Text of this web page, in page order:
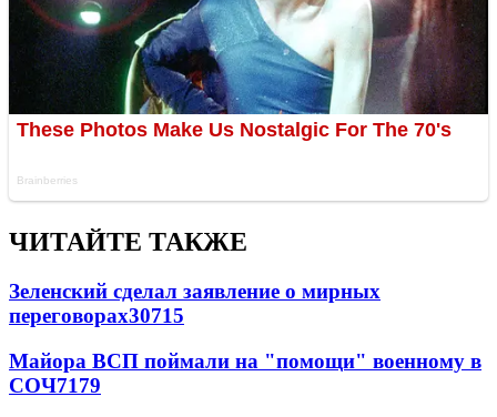
ЧИТАЙТЕ ТАКЖЕ
Зеленский сделал заявление о мирных
переговорах30715
Майора ВСП поймали на "помощи" военному в
СОЧ7179